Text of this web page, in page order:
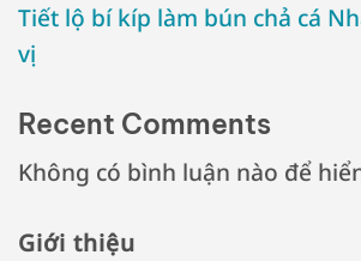
Tiết lộ bí kíp làm bún chả cá
vị
Recent Comments
Không có bình luận nào để
Giới thiệu